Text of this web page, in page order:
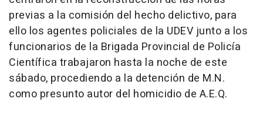
previas a la comisión del hecho delictivo, para
ello los agentes policiales de la UDEV junto a los
funcionarios de la Brigada Provincial de Policía
Científica trabajaron hasta la noche de este
sábado, procediendo a la detención de M.N.
como presunto autor del homicidio de A.E.Q.